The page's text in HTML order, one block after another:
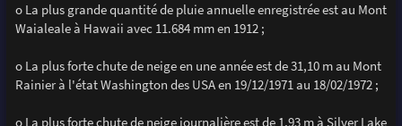
o La plus grande quantité de pluie annuelle enregistrée est au Mont
Waialeale à Hawaii avec 11.684 mm en 1912 ;
o La plus forte chute de neige en une année est de 31,10 m au Mont
Rainier à l'état Washington des USA en 19/12/1971 au 18/02/1972 ;
o La plus forte chute de neige journalière est de 1,93 m à Silver Lake